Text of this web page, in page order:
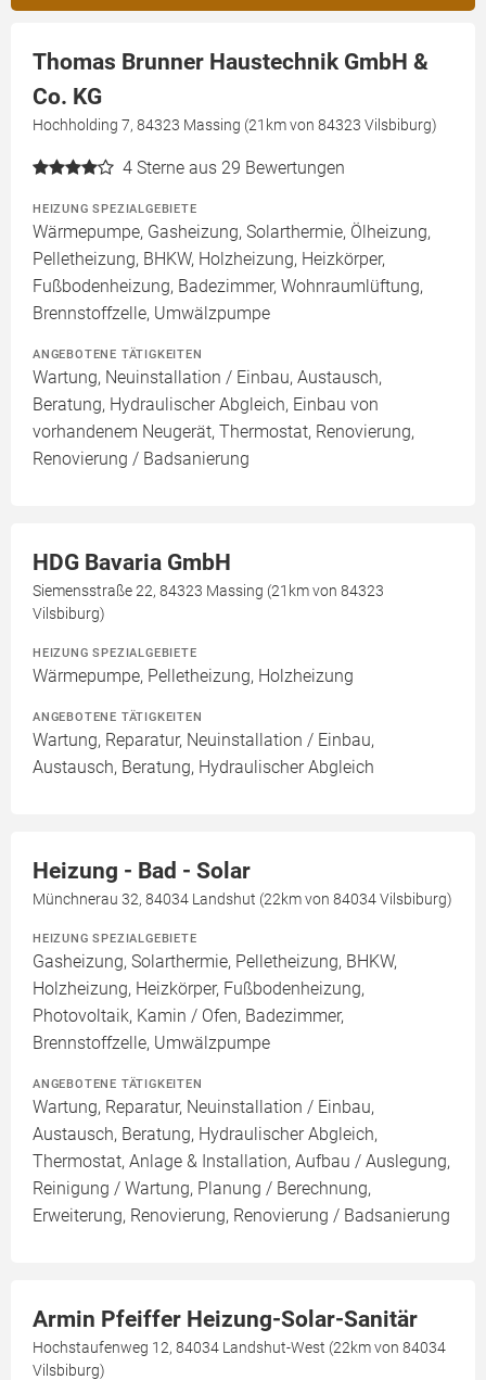
Thomas Brunner Haustechnik GmbH &
Co. KG
Hochholding 7, 84323 Massing (21km von 84323 Vilsbiburg)
4 Sterne aus 29 Bewertungen
HEIZUNG SPEZIALGEBIETE
Wärmepumpe, Gasheizung, Solarthermie, Ölheizung,
Pelletheizung, BHKW, Holzheizung, Heizkörper,
Fußbodenheizung, Badezimmer, Wohnraumlüftung,
Brennstoffzelle, Umwälzpumpe
ANGEBOTENE TÄTIGKEITEN
Wartung, Neuinstallation / Einbau, Austausch,
Beratung, Hydraulischer Abgleich, Einbau von
vorhandenem Neugerät, Thermostat, Renovierung,
Renovierung / Badsanierung
HDG Bavaria GmbH
Siemensstraße 22, 84323 Massing (21km von 84323
Vilsbiburg)
HEIZUNG SPEZIALGEBIETE
Wärmepumpe, Pelletheizung, Holzheizung
ANGEBOTENE TÄTIGKEITEN
Wartung, Reparatur, Neuinstallation / Einbau,
Austausch, Beratung, Hydraulischer Abgleich
Heizung - Bad - Solar
Münchnerau 32, 84034 Landshut (22km von 84034 Vilsbiburg)
HEIZUNG SPEZIALGEBIETE
Gasheizung, Solarthermie, Pelletheizung, BHKW,
Holzheizung, Heizkörper, Fußbodenheizung,
Photovoltaik, Kamin / Ofen, Badezimmer,
Brennstoffzelle, Umwälzpumpe
ANGEBOTENE TÄTIGKEITEN
Wartung, Reparatur, Neuinstallation / Einbau,
Austausch, Beratung, Hydraulischer Abgleich,
Thermostat, Anlage & Installation, Aufbau / Auslegung,
Reinigung / Wartung, Planung / Berechnung,
Erweiterung, Renovierung, Renovierung / Badsanierung
Armin Pfeiffer Heizung-Solar-Sanitär
Hochstaufenweg 12, 84034 Landshut-West (22km von 84034
Vilsbiburg)